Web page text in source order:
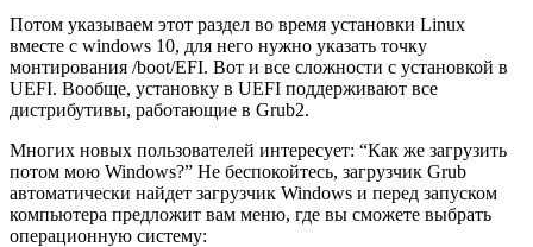
Потом указываем этот раздел во время установки Linux
вместе с windows 10, для него нужно указать точку
монтирования /boot/EFI. Вот и все сложности с установкой в
UEFI. Вообще, установку в UEFI поддерживают все
дистрибутивы, работающие в Grub2.
Многих новых пользователей интересует: “Как же загрузить
потом мою Windows?” Не беспокойтесь, загрузчик Grub
автоматически найдет загрузчик Windows и перед запуском
компьютера предложит вам меню, где вы сможете выбрать
операционную систему: